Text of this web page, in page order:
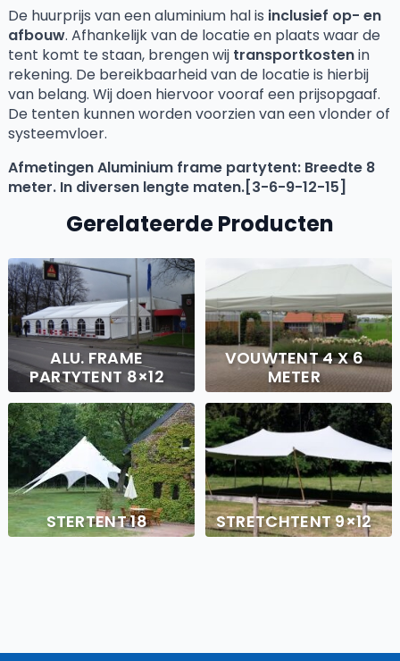
De huurprijs van een aluminium hal is inclusief op- en
afbouw. Afhankelijk van de locatie en plaats waar de
tent komt te staan, brengen wij transportkostenin
rekening. De bereikbaarheid van de locatie is hierbij
van belang. Wij doen hiervoor vooraf een prijsopgaaf.
De tenten kunnen worden voorzien van een vlonder of
systeemvloer.
Afmetingen Aluminium frame partytent: Breedte 8
meter. In diversen lengte maten.[3-6-9-12-15]
Gerelateerde Producten
ALU. FRAME
PARTYTENT 8×12
VOUWTENT 4 X 6
METER
STERTENT 18 STRETCHTENT 9×12